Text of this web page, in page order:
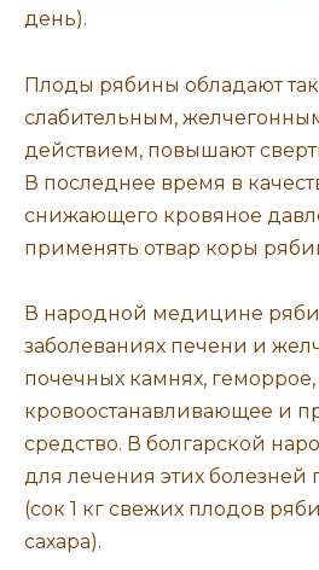
день).
Плоды рябины обладают
слабительным,
действием, повышают
В последнее время в
снижающего кровяное
применять отвар коры
В народной медицине
заболеваниях печени и
почечных камнях,
кровоостанавливающее и
средство. В болгарской
для лечения этих
(сок 1 кг свежих плодов
сахара).